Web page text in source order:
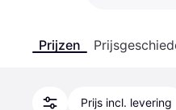
Prijzen
Prijs incl. levering